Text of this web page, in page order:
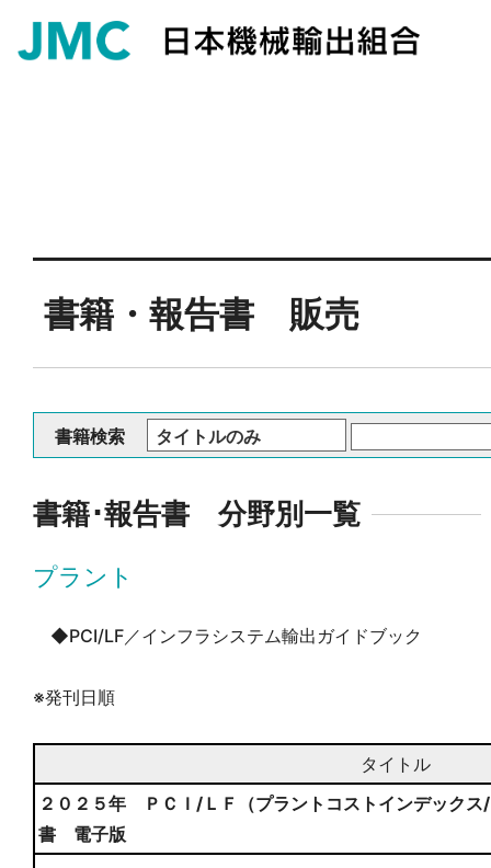
書籍・報告書 販売
書籍検索
書籍･報告書 分野別一覧
プラント
◆PCI/LF／インフラシステム輸出ガイドブック
※発刊日順
タイトル
２０２５年 ＰＣＩ/ＬＦ（プラントコストインデックス
書 電子版